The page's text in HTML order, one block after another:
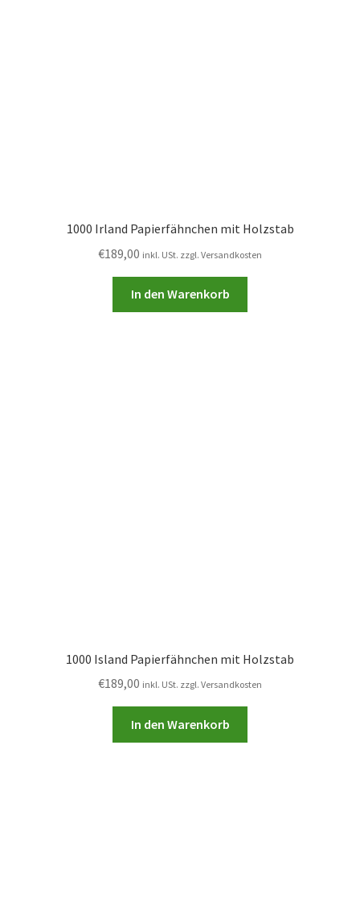
1000 Irland Papierfähnchen mit Holzstab
€189,00 inkl. USt. zzgl. Versandkosten
In den Warenkorb
1000 Island Papierfähnchen mit Holzstab
€189,00 inkl. USt. zzgl. Versandkosten
In den Warenkorb